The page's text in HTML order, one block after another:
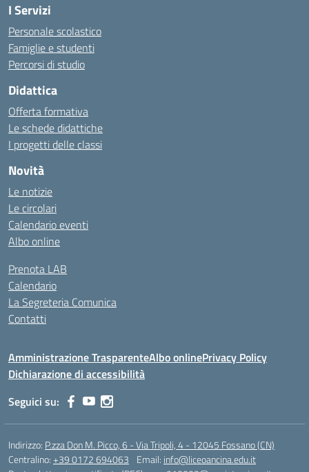
I Servizi
Personale scolastico
Famiglie e studenti
Percorsi di studio
Didattica
Offerta formativa
Le schede didattiche
I progetti delle classi
Novità
Le notizie
Le circolari
Calendario eventi
Albo online
Prenota LAB
Calendario
La Segreteria Comunica
Contatti
Amministrazione TrasparenteAlbo onlinePrivacy Policy
Dichiarazione di accessibilità
Seguici su:
Indirizzo: P.zza Don M. Picco, 6 - Via Tripoli, 4 - 12045 Fossano (CN)
Centralino:+39 0172 694063 Email: info@liceoancina.edu.it